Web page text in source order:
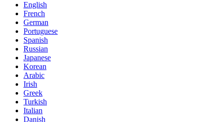
English
French
German
Portuguese
Spanish
Russian
Japanese
Korean
Arabic
Irish
Greek
Turkish
Italian
Danish